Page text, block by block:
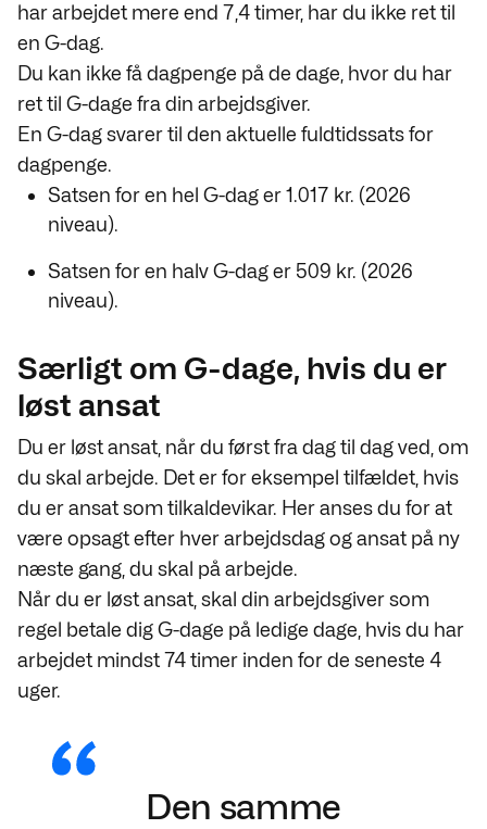
har arbejdet mere end 7,4 timer, har du ikke ret til
en G-dag.
Du kan ikke få dagpenge på de dage, hvor du har
ret til G-dage fra din arbejdsgiver.
En G-dag svarer til den aktuelle fuldtidssats for
dagpenge.
Satsen for en hel G-dag er 1.017 kr. (2026
niveau).
Satsen for en halv G-dag er 509 kr. (2026
niveau).
Særligt om G-dage, hvis du er
løst ansat
Du er løst ansat, når du først fra dag til dag ved, om
du skal arbejde. Det er for eksempel tilfældet, hvis
du er ansat som tilkaldevikar. Her anses du for at
være opsagt efter hver arbejdsdag og ansat på ny
næste gang, du skal på arbejde.
Når du er løst ansat, skal din arbejdsgiver som
regel betale dig G-dage på ledige dage, hvis du har
arbejdet mindst 74 timer inden for de seneste 4
uger.
Den samme